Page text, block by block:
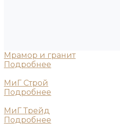
Мрамор и гранит
Подробнее
МиГ Строй
Подробнее
МиГ Трейд
Подробнее